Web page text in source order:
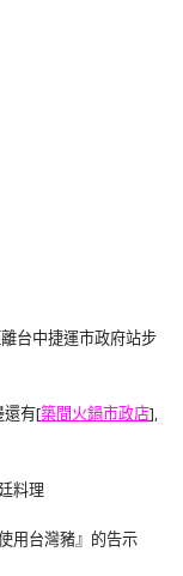
台中捷運市政府站步
還有[築間火鍋市政店],
用台灣豬』的告示